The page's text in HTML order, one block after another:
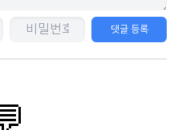
댓글 등록